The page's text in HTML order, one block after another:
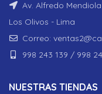
Av. Alfredo Mendiola
Los Olivos - Lima
Correo:
998 243 139 / 998
NUESTRAS TIENDAS